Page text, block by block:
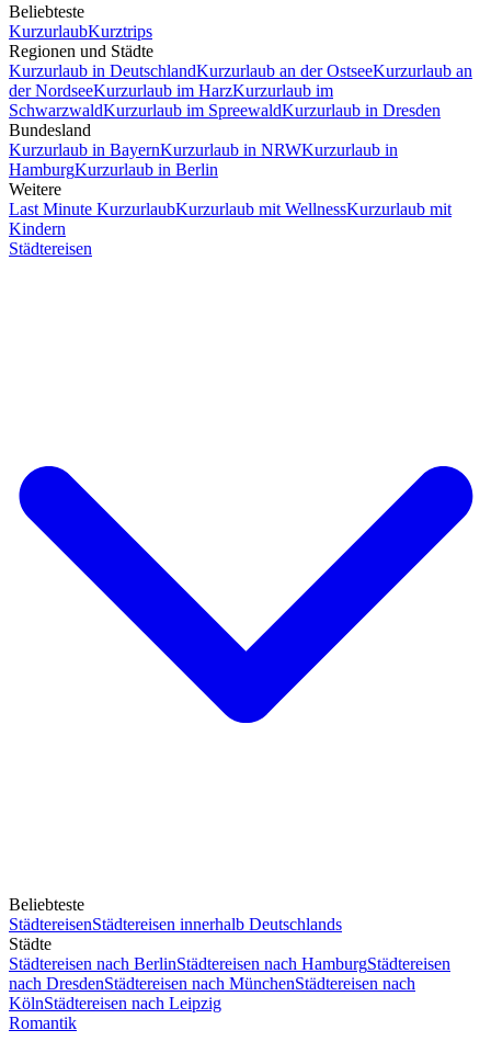
Beliebteste
KurzurlaubKurztrips
Regionen und Städte
Kurzurlaub in DeutschlandKurzurlaub an der OstseeKurzurlaub an
der NordseeKurzurlaub im HarzKurzurlaub im
SchwarzwaldKurzurlaub im SpreewaldKurzurlaub in Dresden
Bundesland
Kurzurlaub in BayernKurzurlaub in NRWKurzurlaub in
HamburgKurzurlaub in Berlin
Weitere
Last Minute KurzurlaubKurzurlaub mit WellnessKurzurlaub mit
Kindern
Städtereisen
Beliebteste
StädtereisenStädtereisen innerhalb Deutschlands
Städte
Städtereisen nach BerlinStädtereisen nach HamburgStädtereisen
nach DresdenStädtereisen nach MünchenStädtereisen nach
KölnStädtereisen nach Leipzig
Romantik